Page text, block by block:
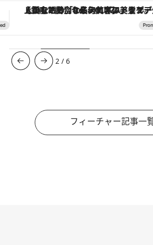
ヴァシュロン・コンスタンタン「オーヴァーシーズ・オートマティック」。旅愛好家のお気に入りコレクションから、ジェンダーレスな
3 /6
フィーチャー記事一